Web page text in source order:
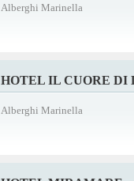
Alberghi Marinella
HOTEL IL CUORE DI
Alberghi Marinella